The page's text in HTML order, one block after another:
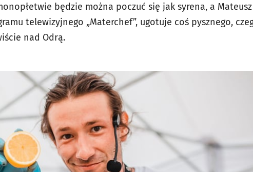
będzie można poczuć się jak syrena, a Mateusz
telewizyjnego „Materchef”, ugotuje coś pysznego,
nad Odrą.